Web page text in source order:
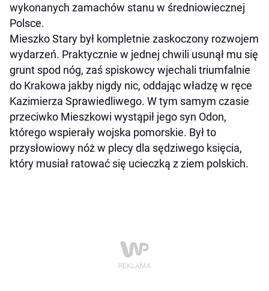
wykonanych zamachów stanu w średniowiecznej
Polsce.
Mieszko Stary był kompletnie zaskoczony rozwojem
wydarzeń. Praktycznie w jednej chwili usunął mu się
grunt spod nóg, zaś spiskowcy wjechali triumfalnie
do Krakowa jakby nigdy nic, oddając władzę w ręce
Kazimierza Sprawiedliwego. W tym samym czasie
przeciwko Mieszkowi wystąpił jego syn Odon,
którego wspierały wojska pomorskie. Był to
przysłowiowy nóż w plecy dla sędziwego księcia,
który musiał ratować się ucieczką z ziem polskich.